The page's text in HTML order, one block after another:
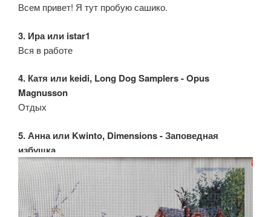
Всем привет! Я тут пробую сашико.
3. Ира или istar1
Вся в работе
4. Катя или keidi, Long Dog Samplers - Opus
Magnusson
Отдых
5. Анна или Kwinto, Dimensions - Заповедная
избушка